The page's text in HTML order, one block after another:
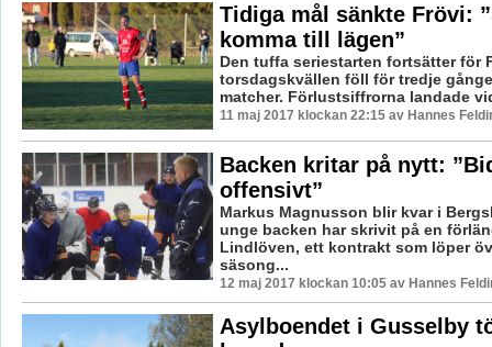
Tidiga mål sänkte Frövi:
komma till lägen”
Den tuffa seriestarten fortsätter för
torsdagskvällen föll för tredje
matcher. Förlustsiffrorna landade
11 maj 2017 klockan 22:15 av Hannes
Backen kritar på nytt:
offensivt”
Markus Magnusson blir kvar i
unge backen har skrivit på en
Lindlöven, ett kontrakt som löper
säsong...
12 maj 2017 klockan 10:05 av Hannes
Asylboendet i Gusselby